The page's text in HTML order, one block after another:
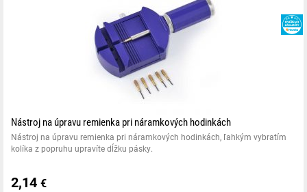
Garmin MARQ Aviator
Garmin MARQ Aviator Performance Edition
Garmin MARQ Captain
Garmin MARQ Commander
Garmin MARQ Driver
Garmin Quatix 5 Sapphire
Garmin Quatix 6
Garmin Quatix 7
Nástroj na úpravu remienka pri náramkových hodinkách
Nástroj na úpravu remienka pri náramkových hodinkách, ľahkým vybratím
kolíka z popruhu upravíte dĺžku pásky.
2,14 €